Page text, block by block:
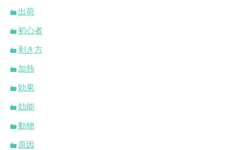
出荷
初心者
剥き方
加熱
効果
効能
動物
原因